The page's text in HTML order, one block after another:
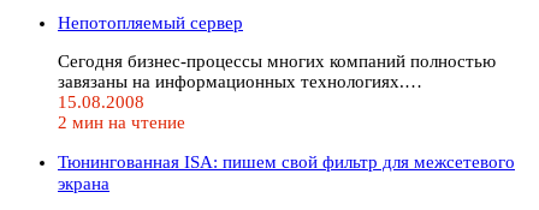
Непотопляемый сервер
Сегодня бизнес-процессы многих компаний полностью
завязаны на информационных технологиях.…
15.08.2008
2 мин на чтение
Тюнингованная ISA: пишем свой фильтр для межсетевого
экрана